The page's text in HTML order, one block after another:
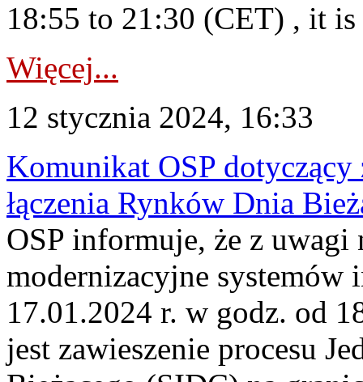
18:55 to 21:30 (CET) , it is
Więcej...
12 stycznia 2024, 16:33
Komunikat OSP dotyczący
łączenia Rynków Dnia
OSP informuje, że z uwagi
modernizacyjne systemów
17.01.2024 r. w godz. od
jest zawieszenie procesu